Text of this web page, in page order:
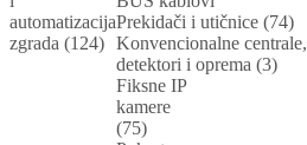
automatizacija
zgrada (124)
Prekidači i utičnice (74)
Konvencionalne centrale,
detektori i oprema (3)
Fiksne IP
kamere
(75)